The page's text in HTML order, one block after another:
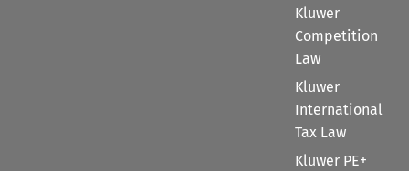
Kluwer
Competition
Law
Kluwer
International
Tax Law
Kluwer PE+